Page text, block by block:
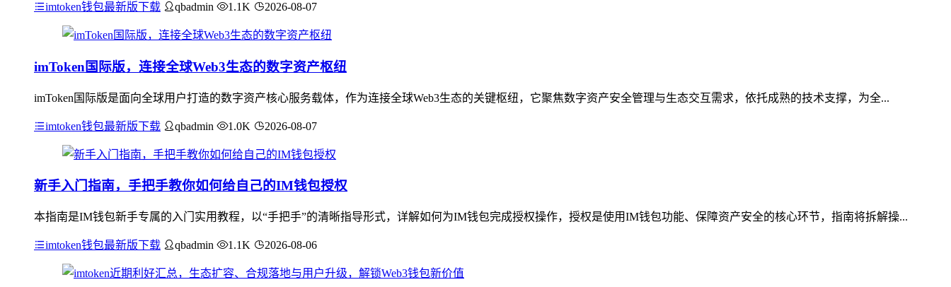
imtoken钱包最新版下载 qbadmin 1.1K 2026-08-07
imToken国际版，连接全球Web3生态的数字资产枢纽
imToken国际版是面向全球用户打造的数字资产核心服务载体，作为连接全球Web3生态的关键枢纽，它聚焦数字资产安全管理与生态交互需求，依托成熟的技术支撑，为全...
imtoken钱包最新版下载 qbadmin 1.0K 2026-08-07
新手入门指南，手把手教你如何给自己的IM钱包授权
本指南是IM钱包新手专属的入门实用教程，以“手把手”的清晰指导形式，详解如何为IM钱包完成授权操作，授权是使用IM钱包功能、保障资产安全的核心环节，指南将拆解操...
imtoken钱包最新版下载 qbadmin 1.1K 2026-08-06